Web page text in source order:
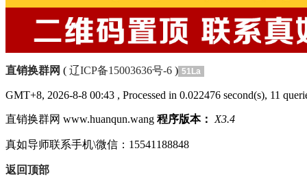
直销换群网 ( 辽ICP备15003636号-6 ) 51La
GMT+8, 2026-8-8 00:43 , Processed in 0.022476 second(s), 11
直销换群网 www.huanqun.wang 程序版本： X3.4
真如导师联系手机\微信：15541188848
返回顶部